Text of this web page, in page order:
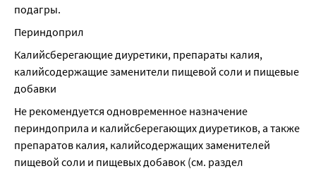
подагры.
Периндоприл
Калийсберегающие диуретики, препараты калия,
калийсодержащие заменители пищевой соли и пищевые
добавки
Не рекомендуется одновременное назначение
периндоприла и калийсберегающих диуретиков, а также
препаратов калия, калийсодержащих заменителей
пищевой соли и пищевых добавок (см. раздел